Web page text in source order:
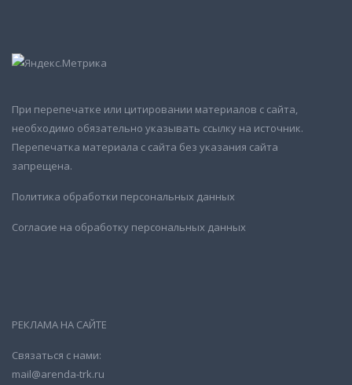
При перепечатке или цитировании материалов с сайта,
необходимо обязательно указывать ссылку на источник.
Перепечатка материала с сайта без указания сайта
запрещена.
Политика обработки персональных данных
Согласие на обработку персональных данных
РЕКЛАМА НА САЙТЕ
Связаться с нами:
mail@arenda-trk.ru